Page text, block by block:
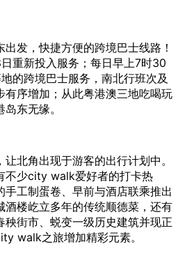
发，快捷方便的跨境巴士线路！
重新投入服务；每日早上7时30
的跨境巴士服务，南北行班次及
有序增加；从此粤港澳三地吃喝玩
东无缘。
北角出现于游客的出行计划中。
不少city walk爱好者的打卡热
手工制蛋卷、早前与酒店联乘推出
酒楼屹立多年的传统顺德菜，还有
街市、蜕变一级历史建筑并现正
walk之旅增加精彩元素。